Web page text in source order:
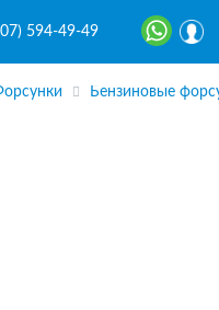
594-49-49
Бензиновые